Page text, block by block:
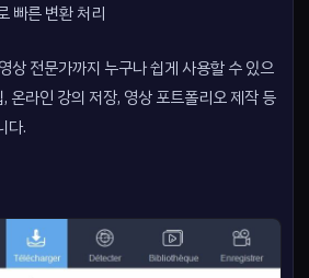
빠른 변환 처리
상 전문가까지 누구나 쉽게 사용할 수 있으
온라인 강의 저장, 영상 포트폴리오 제작 등
다.